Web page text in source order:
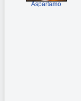
Aspartamo